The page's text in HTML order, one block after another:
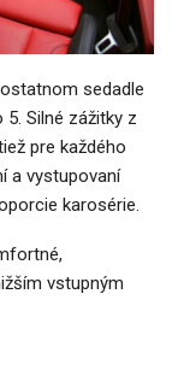
sedadle
Silné zážitky z
pre každého
a vystupovaní
karosérie.
vstupným